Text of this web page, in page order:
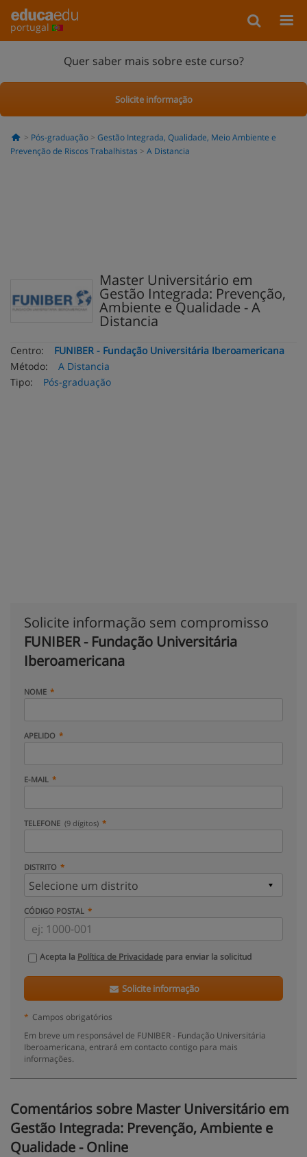
portugal
Quer saber mais sobre este curso?
Solicite informação
Pós-graduação
Gestão Integrada, Qualidade, Meio Ambiente e
Prevenção de Riscos Trabalhistas
A Distancia
Master Universitário em
Gestão Integrada: Prevenção,
Ambiente e Qualidade - A
Distancia
Centro:
FUNIBER - Fundação Universitária Iberoamericana
Método:
A Distancia
Tipo:
Pós-graduação
Solicite informação sem compromisso
FUNIBER - Fundação Universitária
Iberoamericana
NOME
APELIDO
E-MAIL
TELEFONE (9 dígitos)
DISTRITO
CÓDIGO POSTAL
Acepta la Política de Privacidade para enviar la solicitud
Solicite informação
* Campos obrigatórios
Em breve um responsável de FUNIBER - Fundação Universitária
Iberoamericana, entrará em contacto contigo para mais
informações.
Comentários sobre Master Universitário em
Gestão Integrada: Prevenção, Ambiente e
Qualidade - Online